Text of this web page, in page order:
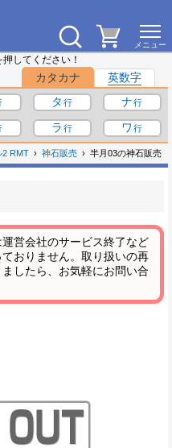
してください！
カタカナ
英数字
タ
ナ
ラ ワ
2 RMT 神石販売 半月03の神石販売
営会社のサービス終了など
おりません。取り扱いの再
したら、お気軽にお問い合